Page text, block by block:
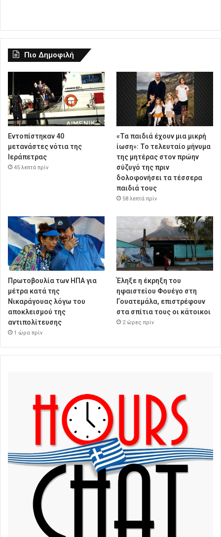
Πιο Δημοφιλή
Εντοπίστηκαν 40
μετανάστες νότια της
Ιεράπετρας
45 λεπτά πρίν
«Τα παιδιά έχουν μια μικρή
ίωση»: Το τελευταίο μήνυμα
της μητέρας στον πρώην
σύζυγό της πριν
δολοφονήσει τα τέσσερα
παιδιά τους
58 λεπτά πρίν
Πρωτοβουλία των ΗΠΑ για
μέτρα κατά της
Νικαράγουας λόγω του
αποκλεισμού της
αντιπολίτευσης
1 ώρα πρίν
Έληξε η έκρηξη του
ηφαιστείου Φουέγο στη
Γουατεμάλα, επιστρέφουν
στα σπίτια τους οι κάτοικοι
2 ώρες πρίν